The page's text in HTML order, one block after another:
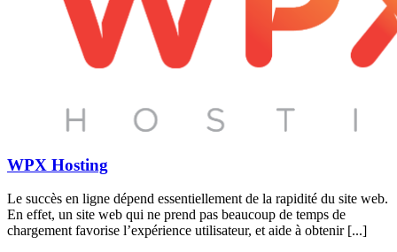
WPX Hosting
Le succès en ligne dépend essentiellement de la rapidité du site web.
En effet, un site web qui ne prend pas beaucoup de temps de
chargement favorise l’expérience utilisateur, et aide à obtenir [...]